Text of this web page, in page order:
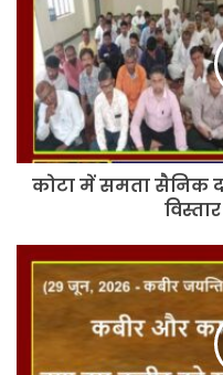
समता
सैनिक
राजस्थान
बैठक,
संगठन
विस्तार
कोटा में समता सैनिक
कबीर
कर्मकांड